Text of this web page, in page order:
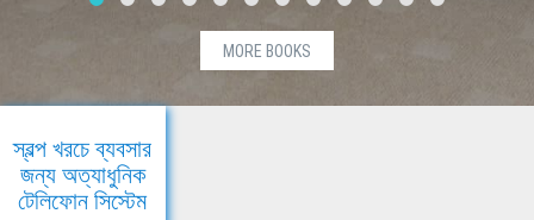
MORE BOOKS
স্বল্প খরচে ব্যবসার
জন্য অত্যাধুনিক
টেলিফোন সিস্টেম